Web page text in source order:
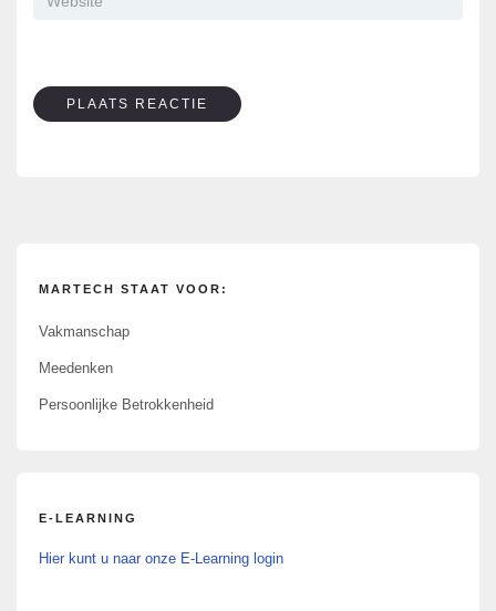
MARTECH STAAT VOOR:
Vakmanschap
Meedenken
Persoonlijke Betrokkenheid
E-LEARNING
Hier kunt u naar onze E-Learning login